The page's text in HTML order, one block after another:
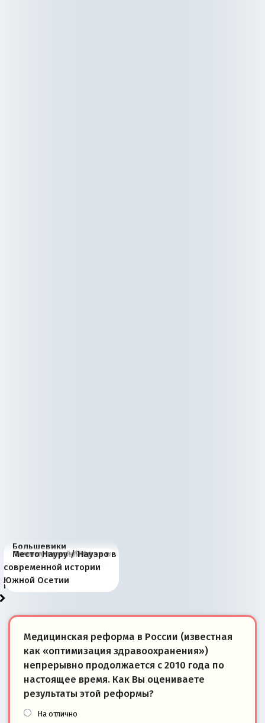
Большевики
отличаются от «Яблока»
тем, что они -
победители
Киевская марионетка
Запада рассказала о
«переобувании» хозяев
В России назрели
перемены: 15 шагов к
суверенной экономике
Миграционный пожар
Европы
Россия начинает
сбрасывать балласт
Анкориджа
Россия зимой 1904
года: первые уступки во
внутренней политике
Русская нация вчера и
сегодня
Почему правый крах в
Варшаве не поможет её
отношениям с Россией?
Место Науру / Науэро в
современной истории
Южной Осетии
Медицинская реформа в России (известная
как «оптимизация здравоохранения»)
непрерывно продолжается с 2010 года по
настоящее время. Как Вы оцениваете
результаты этой реформы?
На отлично